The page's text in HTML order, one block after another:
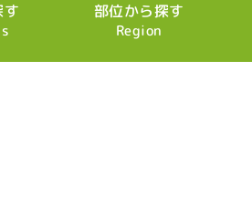
部位から探す
Region